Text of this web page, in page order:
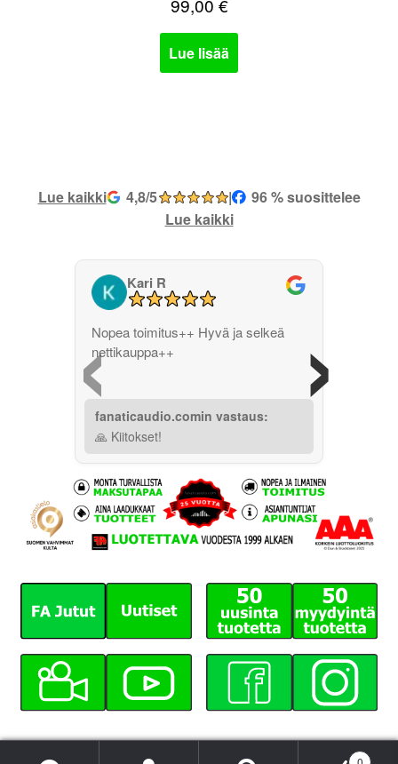
Lue lisää
Lue kaikki 4,8/5 |
96 % suosittelee
Lue kaikki
‹
Kari R
Nopea toimitus++ Hyvä ja selkeä
nettikauppa++
fanaticaudio.comin vastaus:
🙏 Kiitokset!
›